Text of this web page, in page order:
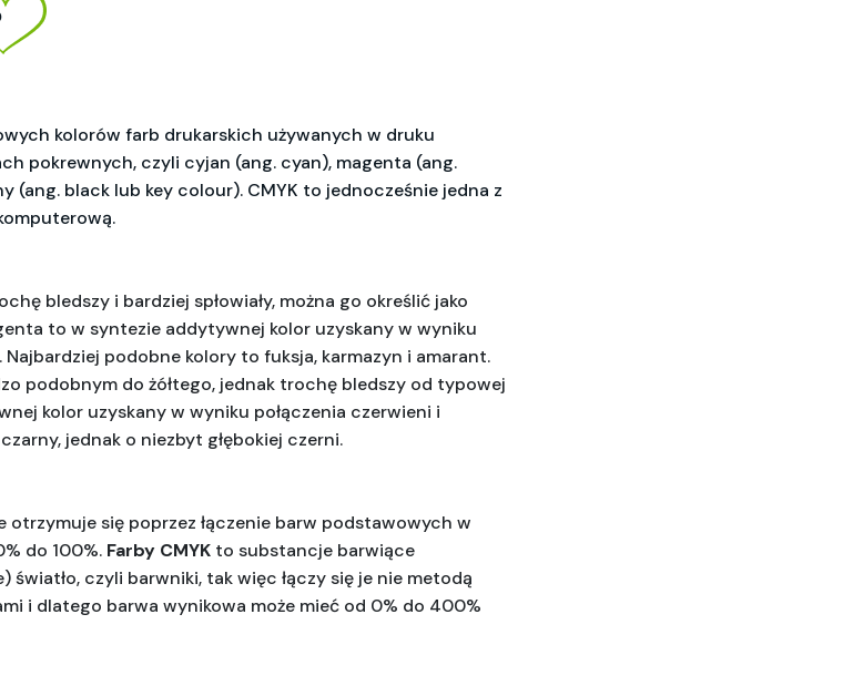
kolorów farb drukarskich używanych w druku
pokrewnych, czyli cyjan (ang. cyan), magenta (ang.
(ang. black lub key colour). CMYK to jednocześnie jedna z
bledszy i bardziej spłowiały, można go określić jako
to w syntezie addytywnej kolor uzyskany w wyniku
podobne kolory to fuksja, karmazyn i amarant.
podobnym do żółtego, jednak trochę bledszy od typowej
kolor uzyskany w wyniku połączenia czerwieni i
jednak o niezbyt głębokiej czerni.
otrzymuje się poprzez łączenie barw podstawowych w
do 100%. Farby CMYK to substancje barwiące
czyli barwniki, tak więc łączy się je nie metodą
i dlatego barwa wynikowa może mieć od 0% do 400%